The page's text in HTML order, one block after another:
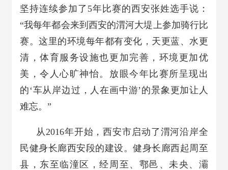
坚持连续参加了5年比赛的西安张姓选手说：
“我每年都会来到西安的渭河大堤上参加骑行比
赛。这里的环境每年都有变化，天更蓝、水更
清，体育服务设施也更加完善，环境更加优
美，令人心旷神怡。放眼今年比赛所呈现出
的‘车从岸边过，人在画中游’的景象更加让人
难忘。”
从2016年开始，西安市启动了渭河沿岸全
民健身长廊西安段的建设。健身长廊西起周至
县，东至临潼区，经周至、鄠邑、未央、灞